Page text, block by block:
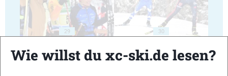
29 30
Wie willst du xc-ski.de lesen?